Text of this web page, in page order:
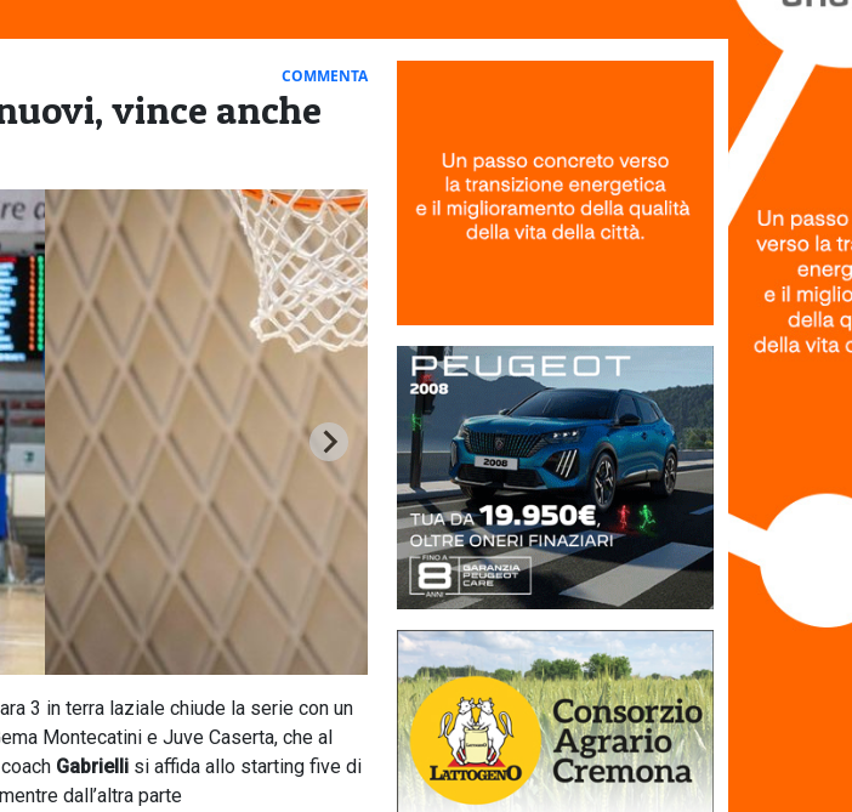
COMMENTA
vince anche
3 in terra laziale chiude la serie con un
Montecatini e Juve Caserta, che al
Gabrielli si affida allo starting five di
dall’altra parte